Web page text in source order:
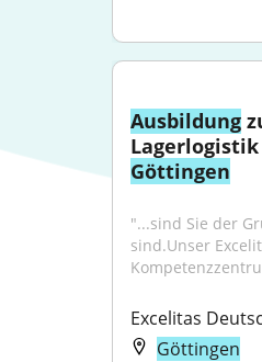
Ausbildung
Göttingen
"...sind Sie der
sind.Unser
Excelitas
Göttingen